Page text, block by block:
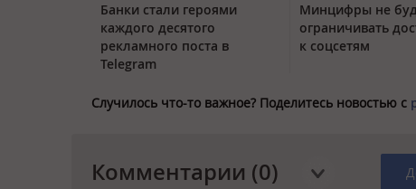
Банки стали героями
каждого десятого
рекламного поста в
Telegram
Минцифры не
ограничивать
к соцсетям
Случилось что-то важное? Поделитесь новостью с
Комментарии (0)